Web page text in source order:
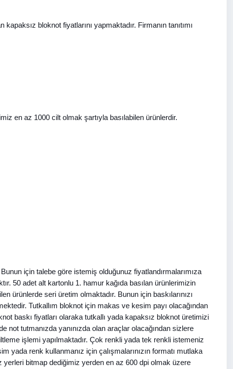
bloknot fiyatlarını yapmaktadır. Firmanın tanıtımı
en az 1000 cilt olmak şartıyla basılabilen ürünlerdir.
için talebe göre istemiş olduğunuz fiyatlandırmalarımıza
50 adet alt kartonlu 1. hamur kağıda basılan ürünlerimizin
ürünlerde seri üretim olmaktadır. Bunun için baskılarınızı
Tutkallım bloknot için makas ve kesim payı olacağından
baskı fiyatları olaraka tutkallı yada kapaksız bloknot üretimizi
not tutmanızda yanınızda olan araçlar olacağından sizlere
işlemi yapılmaktadır. Çok renkli yada tek renkli istemeniz
yada renk kullanmanız için çalışmalarınızın formatı mutlaka
yerleri bitmap dediğimiz yerden en az 600 dpi olmak üzere